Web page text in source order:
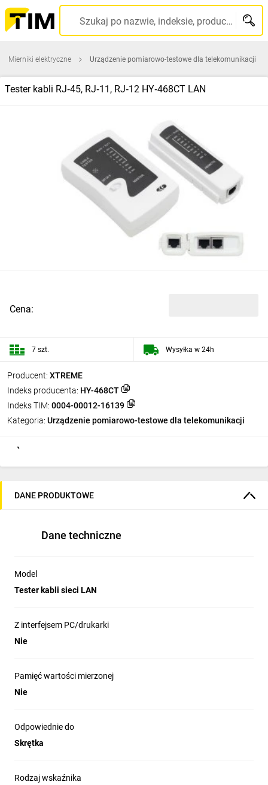
Szukaj po nazwie, indeksie, producencie, kodzie kreskowym...
Mierniki elektryczne Urządzenie pomiarowo-testowe dla telekomunikacji
Tester kabli RJ‑45, RJ‑11, RJ‑12 HY‑468CT LAN
Producent: XTREME
Indeks producenta: HY-468CT
Indeks TIM: 0004-00012-16139
Kategoria: Urządzenie pomiarowo-testowe dla telekomunikacji
Cena:
7 szt. Wysyłka w 24h
DANE PRODUKTOWE
Dane techniczne
Model
Tester kabli sieci LAN
Z interfejsem PC/drukarki
Nie
Pamięć wartości mierzonej
Nie
Odpowiednie do
Skrętka
Rodzaj wskaźnika